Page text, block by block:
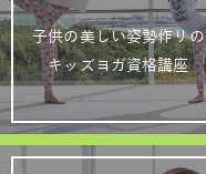
子供の美しい姿勢作りの
キッズヨガ資格講座